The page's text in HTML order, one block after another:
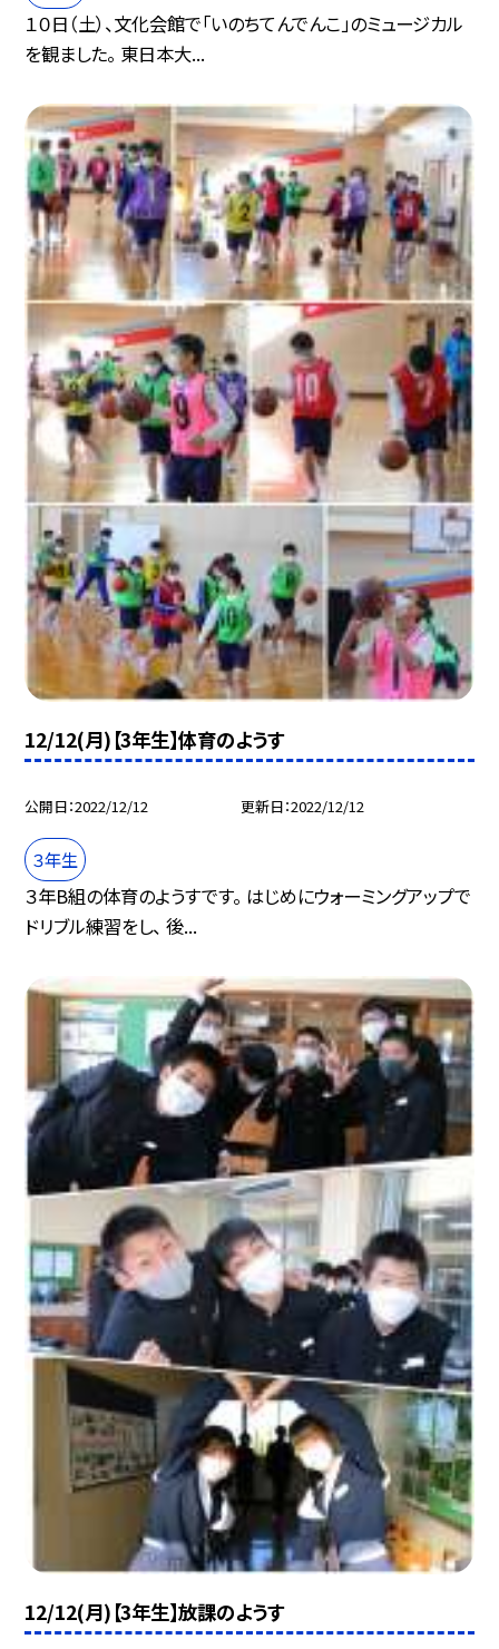
１０日（土）、文化会館で「いのちてんでんこ」のミュージカル
を観ました。 東日本大...
12/12(月)【3年生】体育のようす
公開日 2022/12/12 更新日 2022/12/12
３年生
３年B組の体育のようすです。 はじめにウォーミングアップで
ドリブル練習をし、 後...
12/12(月)【3年生】放課のようす